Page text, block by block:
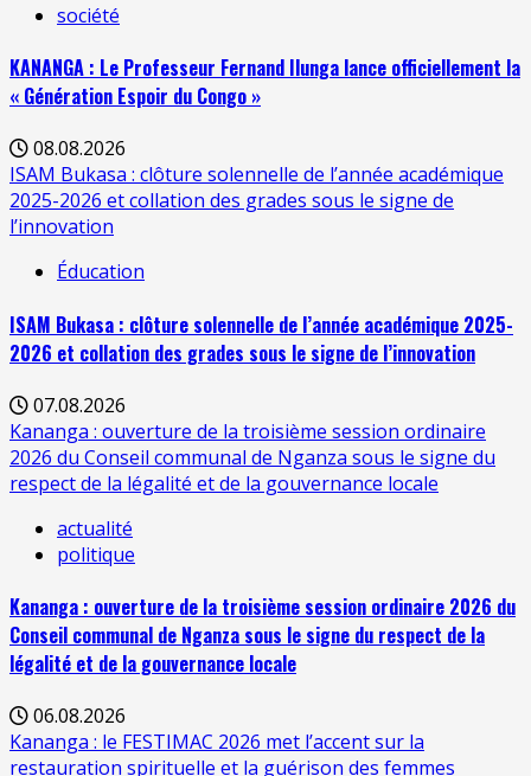
société
KANANGA : Le Professeur Fernand Ilunga lance officiellement la
« Génération Espoir du Congo »
08.08.2026
ISAM Bukasa : clôture solennelle de l’année académique
2025-2026 et collation des grades sous le signe de
l’innovation
Éducation
ISAM Bukasa : clôture solennelle de l’année académique 2025-
2026 et collation des grades sous le signe de l’innovation
07.08.2026
Kananga : ouverture de la troisième session ordinaire
2026 du Conseil communal de Nganza sous le signe du
respect de la légalité et de la gouvernance locale
actualité
politique
Kananga : ouverture de la troisième session ordinaire 2026 du
Conseil communal de Nganza sous le signe du respect de la
légalité et de la gouvernance locale
06.08.2026
Kananga : le FESTIMAC 2026 met l’accent sur la
restauration spirituelle et la guérison des femmes